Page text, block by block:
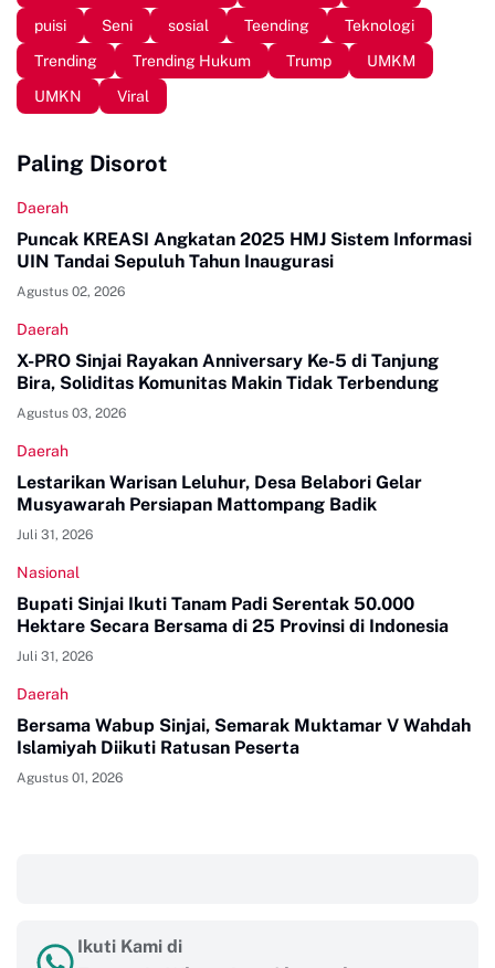
puisi
Seni sosial Teending
Teknologi
Trending
Trending Hukum Trump
UMKM
UMKN
Viral
Paling Disorot
Daerah
Puncak KREASI Angkatan 2025 HMJ Sistem Informasi
UIN Tandai Sepuluh Tahun Inaugurasi
Agustus 02, 2026
Daerah
X-PRO Sinjai Rayakan Anniversary Ke-5 di Tanjung
Bira, Soliditas Komunitas Makin Tidak Terbendung
Agustus 03, 2026
Daerah
Lestarikan Warisan Leluhur, Desa Belabori Gelar
Musyawarah Persiapan Mattompang Badik
Juli 31, 2026
Nasional
Bupati Sinjai Ikuti Tanam Padi Serentak 50.000
Hektare Secara Bersama di 25 Provinsi di Indonesia
Juli 31, 2026
Daerah
Bersama Wabup Sinjai, Semarak Muktamar V Wahdah
Islamiyah Diikuti Ratusan Peserta
Agustus 01, 2026
Ikuti Kami di